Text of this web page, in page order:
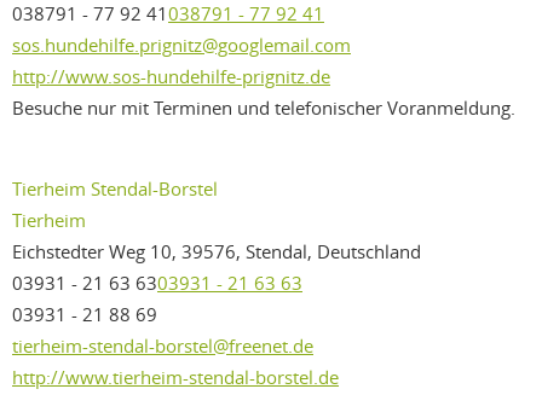
038791 - 77 92 41038791 - 77 92 41
sos.hundehilfe.prignitz@googlemail.com
http://www.sos-hundehilfe-prignitz.de
Besuche nur mit Terminen und telefonischer Voranmeldung.
Tierheim Stendal-Borstel
Tierheim
Eichstedter Weg 10, 39576, Stendal, Deutschland
03931 - 21 63 6303931 - 21 63 63
03931 - 21 88 69
tierheim-stendal-borstel@freenet.de
http://www.tierheim-stendal-borstel.de